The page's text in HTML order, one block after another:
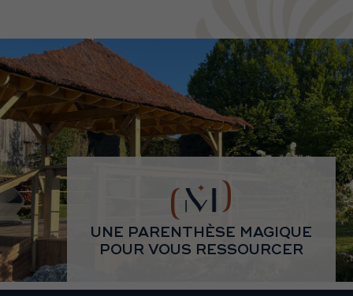
UNE PARENTHÈSE MAGIQUE
POUR VOUS RESSOURCER